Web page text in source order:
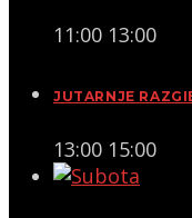
11:00 13:00
JUTARNJE
13:00 15:00